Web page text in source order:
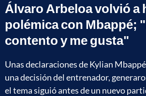
Álvaro Arbeloa volvió a
polémica con Mbappé;
contento y me gusta"
Unas declaraciones de Kylian
una decisión del entrenador,
el tema siguió antes de un nuevo